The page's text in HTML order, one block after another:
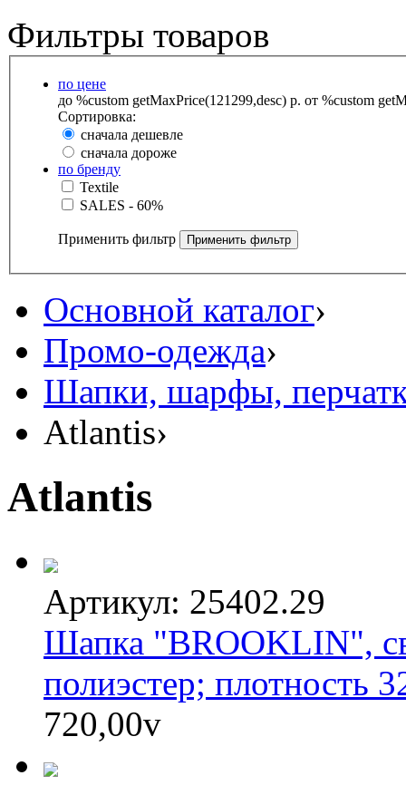
Фильтры товаров
по цене
до %custom getMaxPrice(121299,desc) р. от %custom
Сортировка:
сначала дешевле
сначала дороже
по бренду
Textile
SALES - 60%
Применить фильтр
Основной каталог›
Промо-одежда›
Шапки, шарфы,
Atlantis›
Atlantis
Артикул: 25402.29
Шапка "BROOKLIN",
полиэстер; плотность
720,00v